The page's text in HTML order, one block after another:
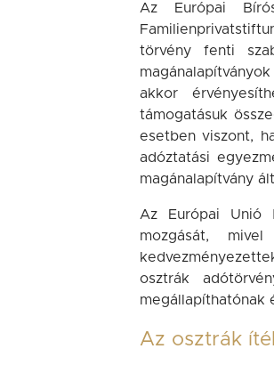
Az Európai
törvény fenti
akkor
támogatásuk
esetben viszont,
adóztatási
magánalapítvány
Az Európai Unió
mozgását,
osztrák
megállapíthatónak
Az osztrák